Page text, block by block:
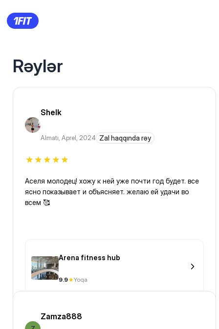
Rəylər
Shelk
Almatı, Aprel, 2024 Zal haqqında rəy
Аселя молодец! хожу к ней уже почти год будет. все
ясно показывает и объясняет. желаю ей удачи во
всем 🥰
Arena fitness hub
9.9 Yoqa
Zamza888